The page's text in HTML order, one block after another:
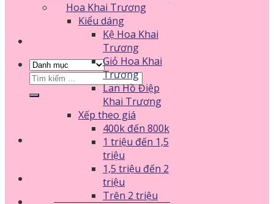
Tìm
kiếm:
Hoa Khai Trương
Kiểu dáng
Kệ Hoa Khai
Trương
Giỏ Hoa Khai
Trương
Lan Hồ Điệp
Khai Trương
Xếp theo giá
400k đến 800k
1 triệu đến 1,5
triệu
1,5 triệu đến 2
triệu
Trên 2 triệu